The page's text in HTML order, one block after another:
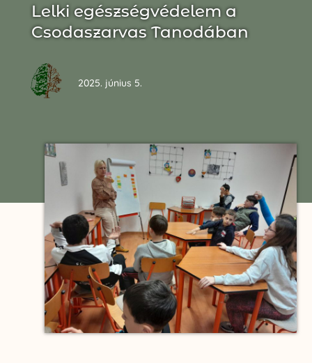
Lelki egészségvédelem a
Csodaszarvas Tanodában
2025. június 5.